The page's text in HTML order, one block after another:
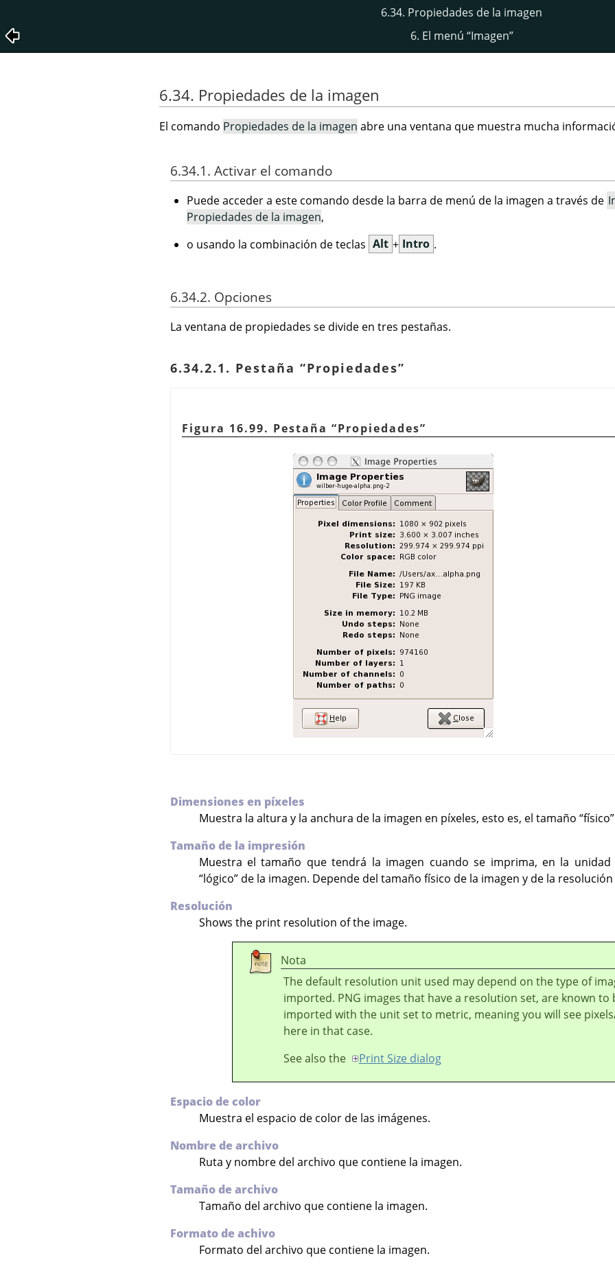
6.34. Propiedades de la imagen
6. El menú “Imagen”
6.34. Propiedades de la imagen
El comando Propiedades de la imagen abre una ventana que muestra mucha
6.34.1. Activar el comando
Puede acceder a este comando desde la barra de menú de la imagen a través de
Propiedades de la imagen,
o usando la combinación de teclas Alt + Intro .
6.34.2. Opciones
La ventana de propiedades se divide en tres pestañas.
6.34.2.1. Pestaña “Propiedades”
Figura 16.99. Pestaña “Propiedades”
Dimensiones en píxeles
Muestra la altura y la anchura de la imagen en píxeles, esto es, el tamaño “físico”
Tamaño de la impresión
Muestra el tamaño que tendrá la imagen cuando se imprima, en la unidad
“lógico”de la imagen. Depende del tamaño físico de la imagen y de la
Resolución
Shows the print resolution of the image.
Nota
The default resolution unit used may depend on the type of
imported. PNG images that have a resolution set, are known to
imported with the unit set to metric, meaning you will see
here in that case.
See also the
Print Size dialog
Espacio de color
Muestra el espacio de color de las imágenes.
Nombre de archivo
Ruta y nombre del archivo que contiene la imagen.
Tamaño de archivo
Tamaño del archivo que contiene la imagen.
Formato de achivo
Formato del archivo que contiene la imagen.